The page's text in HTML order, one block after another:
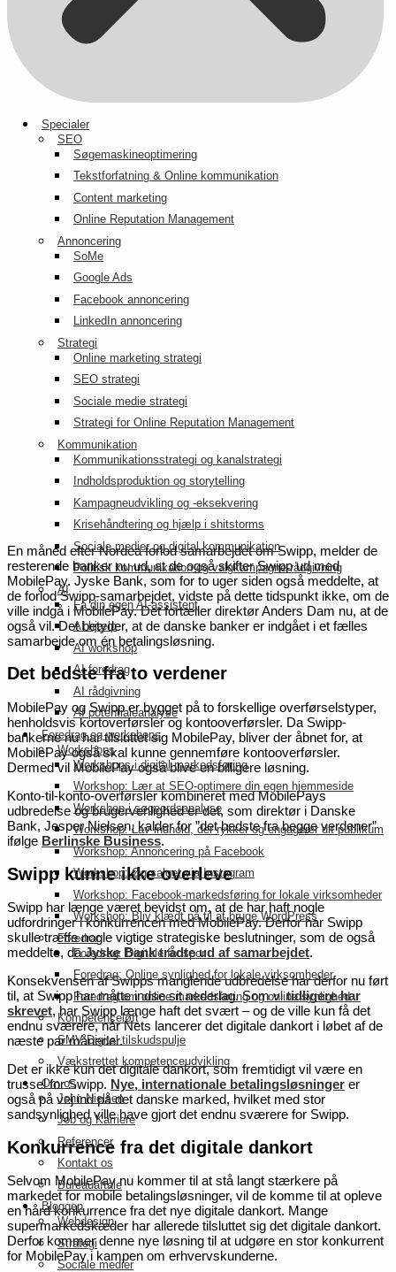
Specialer
SEO
Søgemaskineoptimering
Tekstforfatning & Online kommunikation
Content marketing
Online Reputation Management
Annoncering
SoMe
Google Ads
Facebook annoncering
LinkedIn annoncering
Strategi
Online marketing strategi
SEO strategi
Sociale medie strategi
Strategi for Online Reputation Management
Kommunikation
Kommunikationsstrategi og kanalstrategi
Indholdsproduktion og storytelling
Kampagneudvikling og -eksekvering
Krisehåndtering og hjælp i shitstorms
Sociale medier og digital kommunikation
Politisk kommunikation og valgkampagne-rådgivning
AI
Få din egen AI-assistent
AI hjælp
AI workshop
AI foredrag
AI rådgivning
AI potentialeanalyse
Foredrag og workshops
Workshops
Workshops i digital markedsføring
Workshop: Lær at SEO-optimere din egen hjemmeside
Workshop i søgeordsanalyse
Workshop: Lav indhold, der rykker og engagerer dit publikum
Workshop: Annoncering på Facebook
Workshop: Øg salget via Instagram
Workshop: Facebook-markedsføring for lokale virksomheder
Workshop: Bliv klædt på til at bruge WordPress
Foredrag
Foredrag: Digitale fodspor
Foredrag: Online synlighed for lokale virksomheder
Foredrag om online markedsføring og online synlighed
Kompetenceløft
SMV:Digital tilskudspulje
Vækstrettet kompetenceudvikling
Om os
John Nielsen
Job og Karriere
Referencer
Kontakt os
Bureauaftale
Bloggen
Webdesign
Strategi
Sociale medier
En måned efter Nordea forlod samarbejdet om Swipp, melder de
resterende banker nu ud, at de også skifter Swipp ud med
MobilePay. Jyske Bank, som for to uger siden også meddelte, at
de forlod Swipp-samarbejdet, vidste på dette tidspunkt ikke, om de
ville indgå i MobilePay. Det fortæller direktør Anders Dam nu, at de
også vil. Det betyder, at de danske banker er indgået i et fælles
samarbejde om én betalingsløsning.
Det bedste fra to verdener
MobilePay og Swipp er bygget på to forskellige overførselstyper,
henholdsvis kortoverførsler og kontooverførsler. Da Swipp-
bankerne nu har tilsluttet sig MobilePay, bliver der åbnet for, at
MobilePay også skal kunne gennemføre kontooverførsler.
Dermed vil MobilePay også blive en billigere løsning.
Konto-til-konto-overførsler kombineret med MobilePays
udbredelse og brugervenlighed er det, som direktør i Danske
Bank, Jesper Nielsen, kalder for ”det bedste fra begge verdener”
ifølge Berlinske Business.
Swipp kunne ikke overleve
Swipp har længe været bevidst om, at de har haft nogle
udfordringer i konkurrencen med MobilePay. Derfor har Swipp
skulle træffe nogle vigtige strategiske beslutninger, som de også
meddelte, daJyske Bank trådte ud af samarbejdet.
Konsekvensen af Swipps manglende udbredelse har derfor nu ført
til, at Swipp har måtte indse sit nederlag. Som vitidligere har
skrevet, har Swipp længe haft det svært – og de ville kun få det
endnu sværere, når Nets lancerer det digitale dankort i løbet af de
næste par måneder.
Det er ikke kun det digitale dankort, som fremtidigt vil være en
trussel for Swipp. Nye, internationale betalingsløsninger er
også på vej ind på det danske marked, hvilket med stor
sandsynlighed ville have gjort det endnu sværere for Swipp.
Konkurrence fra det digitale dankort
Selvom MobilePay nu kommer til at stå langt stærkere på
markedet for mobile betalingsløsninger, vil de komme til at opleve
en hård konkurrence fra det nye digitale dankort. Mange
supermarkedskæder har allerede tilsluttet sig det digitale dankort.
Derfor kommer denne nye løsning til at udgøre en stor konkurrent
for MobilePay i kampen om erhvervskunderne.